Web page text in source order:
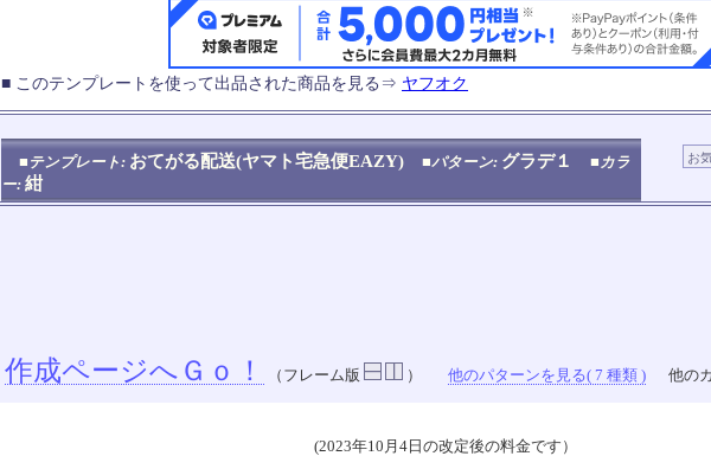
■ このテンプレートを使って出品された商品を見る⇒ ヤフオク
■テンプレート: おてがる配送(ヤマト宅急便EAZY) ■パターン: グラデ１ ■カラ
ー: 紺
作成ページへＧｏ！ （フレーム版 ） 他のパターンを見る( 7 種類 ) 他の
(2023年10月4日の改定後の料金です）